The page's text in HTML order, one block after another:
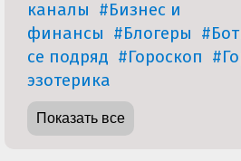
каналы #Бизнес и
финансы #Блогеры
се подряд #Гороскоп
эзотерика
Показать все